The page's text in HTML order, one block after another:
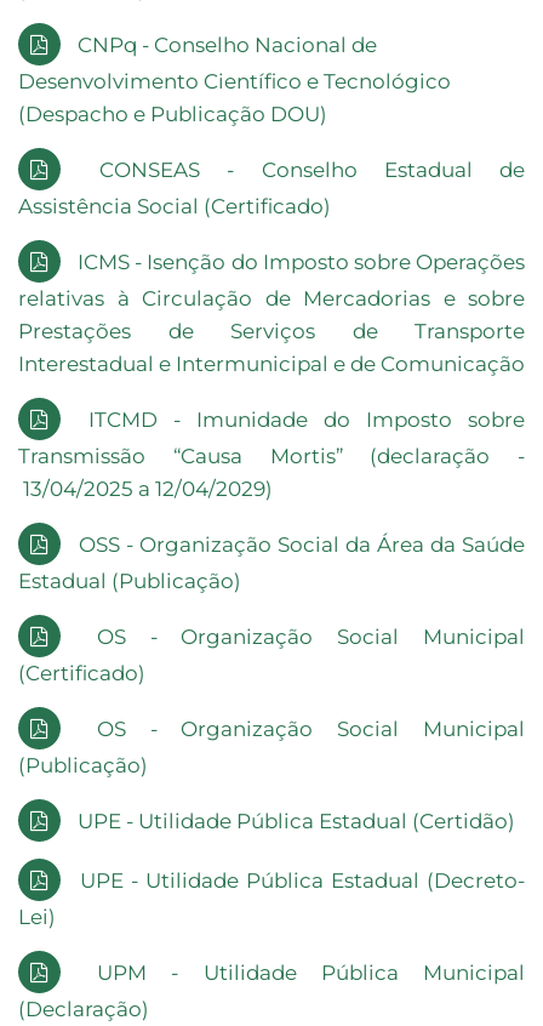
CNPq - Conselho Nacional de
Desenvolvimento Científico e Tecnológico
(Despacho e Publicação DOU)
CONSEAS - Conselho Estadual de
Assistência Social (Certificado)
ICMS - Isenção do Imposto sobre Operações
relativas à Circulação de Mercadorias e sobre
Prestações de Serviços de Transporte
Interestadual e Intermunicipal e de Comunicação
ITCMD - Imunidade do Imposto sobre
Transmissão “Causa Mortis” (declaração -
13/04/2025 a 12/04/2029)
OSS - Organização Social da Área da Saúde
Estadual (Publicação)
OS - Organização Social Municipal
(Certificado)
OS - Organização Social Municipal
(Publicação)
UPE - Utilidade Pública Estadual (Certidão)
UPE - Utilidade Pública Estadual (Decreto-
Lei)
UPM - Utilidade Pública Municipal
(Declaração)